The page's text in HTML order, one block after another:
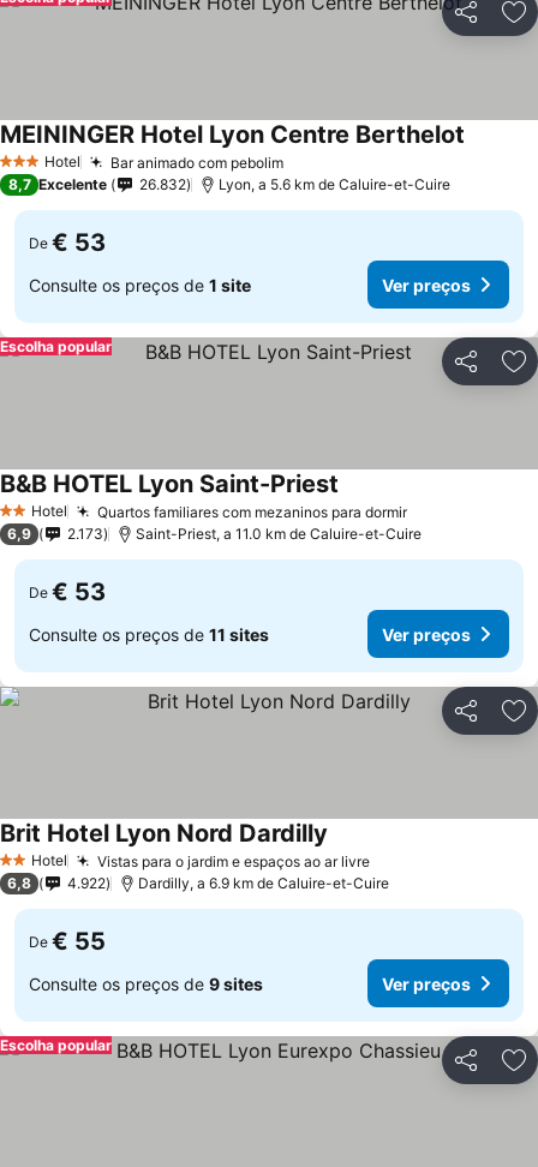
Partilhar
3 EstrelasHotel Bar animado com pebolim
MEININGER Hotel Lyon Centre Berthelot
8,7 Excelente 26.832 Lyon, a 5.6 km de Caluire-et-Cuire
De € 53
Consulte os preços de 1 site Ver preços
Partilhar
Escolha popular
2 Estrelas
Hotel Quartos familiares com mezaninos para dormir
B&B HOTEL Lyon Saint-Priest
6,9 2.173 Saint-Priest, a 11.0 km de Caluire-et-Cuire
De € 53
Consulte os preços de 11 sites Ver preços
Partilhar
2 Estrelas
Hotel Vistas para o jardim e espaços ao ar livre
Brit Hotel Lyon Nord Dardilly
6,8 4.922 Dardilly, a 6.9 km de Caluire-et-Cuire
De € 55
Consulte os preços de 9 sites Ver preços
Partilhar
Escolha popular